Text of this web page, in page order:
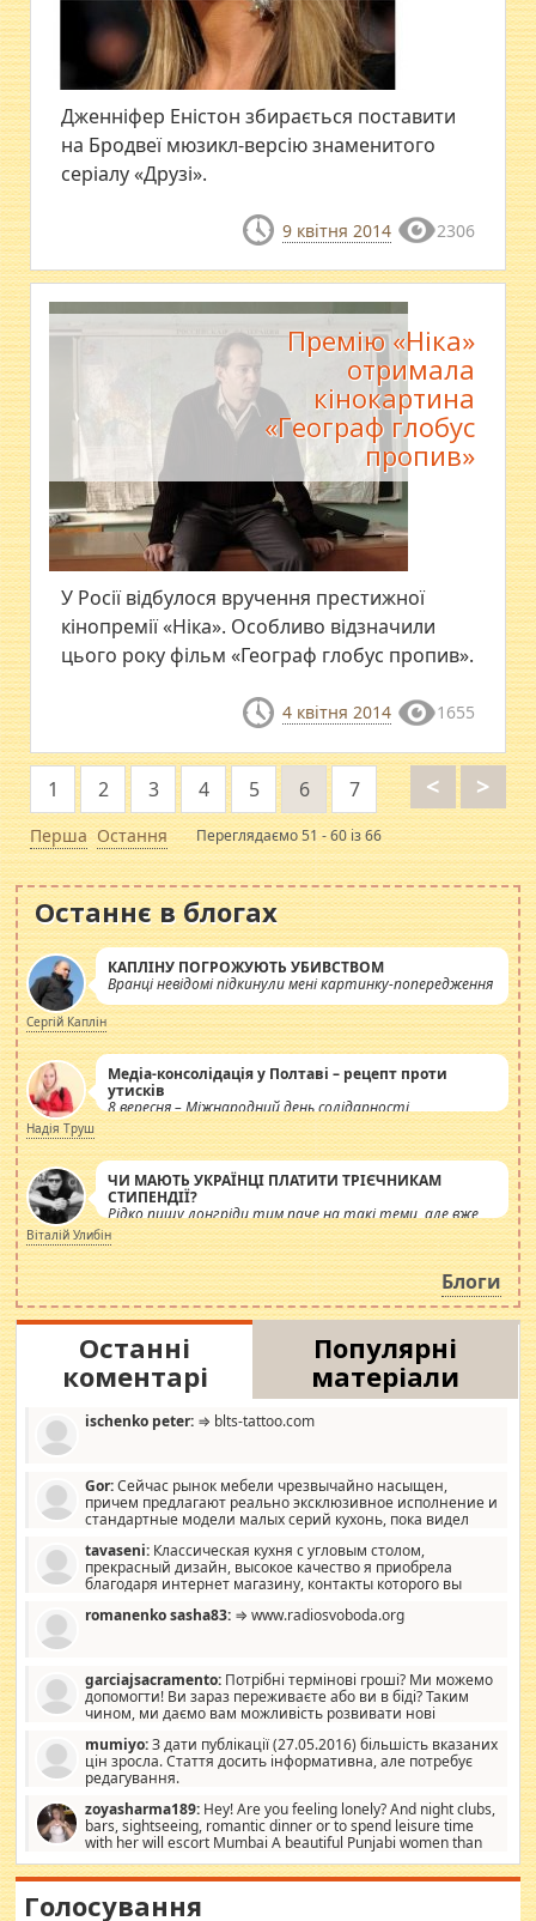
Дженніфер Еністон збирається поставити
на Бродвеї мюзикл-версію знаменитого
серіалу «Друзі».
9 квітня 2014 2306
Премію «Ніка»
отримала
кінокартина
«Географ глобус
пропив»
У Росії відбулося вручення престижної
кінопремії «Ніка». Особливо відзначили
цього року фільм «Географ глобус пропив».
4 квітня 2014 1655
Перша
<
1 2 3 4 5 6 7 >
Остання Переглядаємо 51 - 60 із 66
Останнє в блогах
КАПЛІНУ ПОГРОЖУЮТЬ УБИВСТВОМ
Вранці невідомі підкинули мені картинку-попередження
Сергій Каплін
Медіа-консолідація у Полтаві – рецепт проти
утисків
8 вересня – Міжнародний день солідарності
журналістів.
Надія Труш
ЧИ МАЮТЬ УКРАЇНЦІ ПЛАТИТИ ТРІЄЧНИКАМ
СТИПЕНДІЇ?
Рідко пишу лонгріди тим паче на такі теми, але вже
просто дістало! Обурюють сьогоднішні інсенуації
навколо стипендіального питання. Штучно
роздувається ще одна соціальна катастрофа.
Віталій Улибін
Блоги
Останні
коментарі
Популярні
матеріали
ischenko peter: ⇒ blts-tattoo.com
Gor:Сейчас рынок мебели чрезвычайно насыщен,
причем предлагают реально эксклюзивное исполнение и
стандартные модели малых серий кухонь, пока видел
стандартные формы, в MebelOk, креативненько и что главное -
со вкусом все в порядке, без ненужных наворотов удорожающих
мебель, а это не последний фактор.
tavaseni: Классическая кухня с угловым столом,
прекрасный дизайн, высокое качество я приобрела
благодаря интернет магазину, контакты которого вы
romanenko sasha83: ⇒ www.radiosvoboda.org
garciajsacramento: Потрібні термінові гроші? Ми можемо
допомогти! Ви зараз переживаєте або ви в біді? Таким
чином, ми даємо вам можливість розвивати нові
допомагати людям, які намагаються дати їм шанс. Кожен
заслуговує на другий шанс, і, оскільки влада не зможе, вони
повинні приймати від інших. Для нас нема багато суми, і зрілість
витрат, а тільки узгоджених сум і нічого іншого. Не чекайте і не
коментуйте цей пост. Введіть суму, яку ви хочете подати, і ми
зв'яжемося з вами з усіма варіантами. зв'яжіться з нами
сьогодні на garciajsacramento@gmail.com Вам потрібні термінові
гроші? Ми можемо допомогти!
mumiyo:З дати публікації (27.05.2016) більшість вказаних
цін зросла. Стаття досить інформативна, але потребує
редагування.
zoyasharma189: Hey! Are you feeling lonely? And night clubs,
bars, sightseeing, romantic dinner or to spend leisure time
with her will escort Mumbai A beautiful Punjabi women than
sexy escort companion in arms that you guys feel like 5 star luxury
hotel had to spend the night in their search for loved solitaire free
woman "Love Solitaire" beautiful figure and shapely body shapes.
Голосування